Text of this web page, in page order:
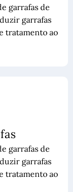
garrafas de
garrafas
tratamento ao
garrafas de
garrafas
tratamento ao